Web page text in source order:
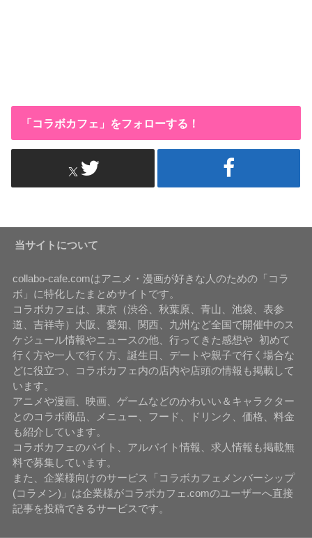
「コラボカフェ」をフォローする！
当サイトについて
collabo-cafe.comはアニメ・漫画が好きな人のための「コラ
ボ」に特化したまとめサイトです。
コラボカフェは、東京（渋谷、秋葉原、青山、池袋、表参
道、吉祥寺）大阪、愛知、関西、九州など全国で開催中のス
ケジュール情報やニュースの他、行ってきた感想や 初めて
行く方や一人で行く方、誕生日、デートや親子で行く場合な
どに役立つ、コラボカフェ内の店内や店頭の情報も掲載して
います。
アニメや漫画、映画、ゲームなどのかわいい＆キャラクター
とのコラボ商品、メニュー、フード、ドリンク、価格、料金
も紹介しています。
コラボカフェのバイト、アルバイト情報、求人情報も掲載無
料で募集しています。
また、企業様向けのサービス「コラボカフェメンバーシップ
(コラメン)」は企業様がコラボカフェ.comのユーザーへ直接
記事を投稿できるサービスです。